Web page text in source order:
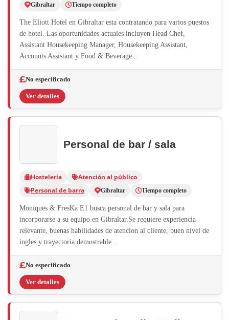
Gibraltar Tiempo completo
The Eliott Hotel en Gibraltar esta contratando para varios puestos
de hotel. Las oportunidades actuales incluyen Head Chef,
Assistant Housekeeping Manager, Housekeeping Assistant,
Accounts Assistant y Food & Beverage...
No especificado
Ver detalles
Personal de bar / sala
Hostelería
Atención al público
Personal de barra
Gibraltar Tiempo completo
Moniques & FresKa E1 busca personal de bar y sala para
incorporarse a su equipo en Gibraltar.Se requiere experiencia
relevante, buenas habilidades de atencion al cliente, buen nivel de
ingles y trayectoria demostrable...
No especificado
Ver detalles